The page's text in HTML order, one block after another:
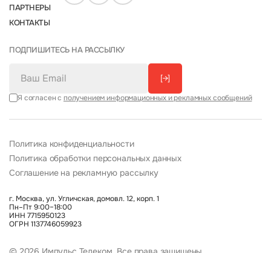
ПАРТНЕРЫ
КОНТАКТЫ
ПОДПИШИТЕСЬ НА РАССЫЛКУ
[→]
Я согласен с получением информационных и рекламных сообщений
Политика конфиденциальности
Политика обработки персональных данных
Соглашение на рекламную рассылку
г. Москва, ул. Угличская, домовл. 12, корп. 1
Пн–Пт 9:00–18:00
ИНН 7715950123
ОГРН 1137746059923